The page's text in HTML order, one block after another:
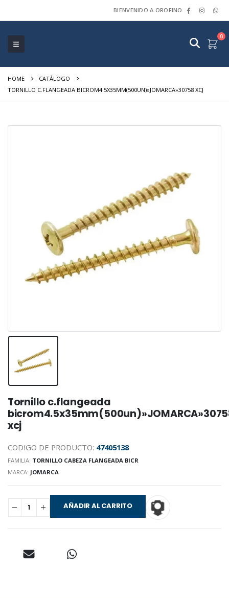
BIENVENIDO A OROFINO
0
HOME
CATÁLOGO
TORNILLO C.FLANGEADA BICROM4.5X35MM(500UN)»JOMARCA»30758 XCJ
Tornillo c.flangeada
xcj
CODIGO DE PRODUCTO: 47405138
FAMILIA: TORNILLO CABEZA FLANGEADA BICR
MARCA: JOMARCA
AÑADIR AL CARRITO